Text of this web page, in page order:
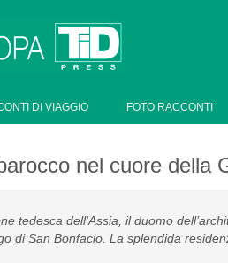
DI VIAGGIO FOTO RACCONTI
nel cuore della
tedesca dell'Assia, il duomo
di San Bonfacio. La splendida